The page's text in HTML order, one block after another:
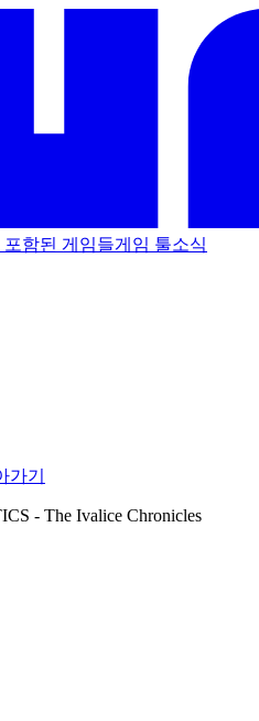
포함된 게임들게임 툴소식
가기
- The Ivalice Chronicles